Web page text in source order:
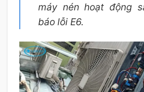
máy nén hoạt động
báo lỗi E6.